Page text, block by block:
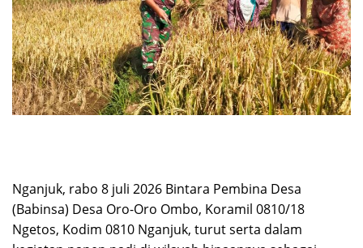
Nganjuk, rabo 8 juli 2026 Bintara Pembina Desa
(Babinsa) Desa Oro-Oro Ombo, Koramil 0810/18
Ngetos, Kodim 0810 Nganjuk, turut serta dalam